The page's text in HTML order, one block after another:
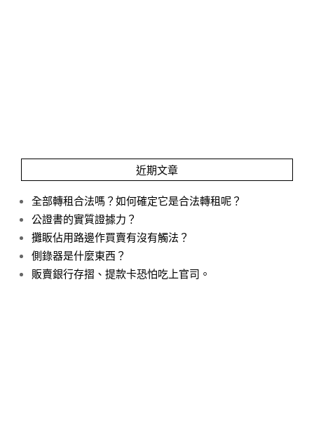
近期文章
全部轉租合法嗎？如何確定它是合法轉租呢？
公證書的實質證據力？
攤眅佔用路邊作買賣有沒有觸法？
側錄器是什麼東西？
販賣銀行存摺、提款卡恐怕吃上官司。